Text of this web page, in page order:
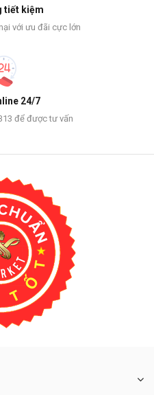
tiết kiệm
với ưu đãi cực lớn
24/7
để được tư vấn